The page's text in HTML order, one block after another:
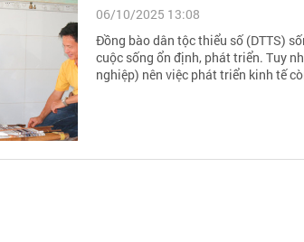
06/10/2025 13:08
Đồng bào dân tộc thiểu số (DTTS)
cuộc sống ổn định, phát triển. Tuy
nghiệp) nên việc phát triển kinh tế